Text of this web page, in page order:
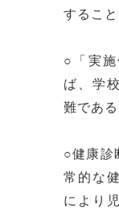
するこ
○「実
ば、学
難であ
○健康診
常的な
により